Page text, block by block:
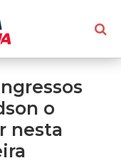
o
nesta